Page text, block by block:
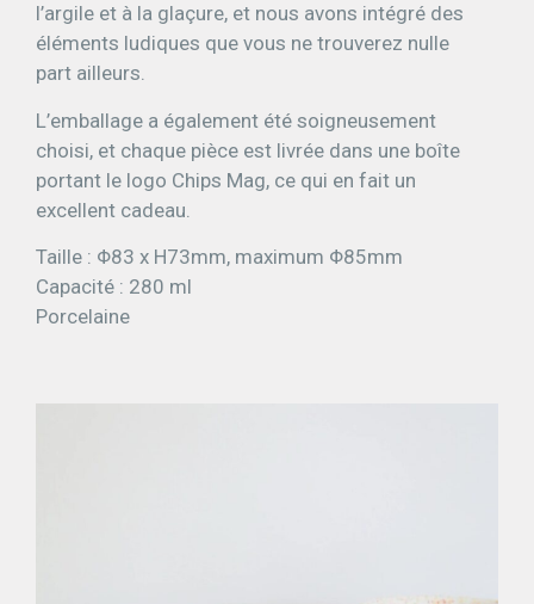
l’argile et à la glaçure, et nous avons intégré des
éléments ludiques que vous ne trouverez nulle
part ailleurs.
L’emballage a également été soigneusement
choisi, et chaque pièce est livrée dans une boîte
portant le logo Chips Mag, ce qui en fait un
excellent cadeau.
Taille : Φ83 x H73mm, maximum Φ85mm
Capacité : 280 ml
Porcelaine